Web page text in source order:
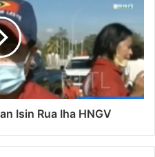
Isin Rua Iha HNGV